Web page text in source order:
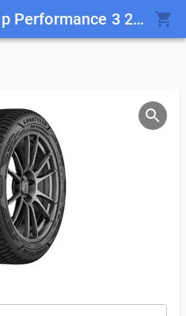
Goodyear UltraGrip Performance 3 245/40 R20 99 W XL